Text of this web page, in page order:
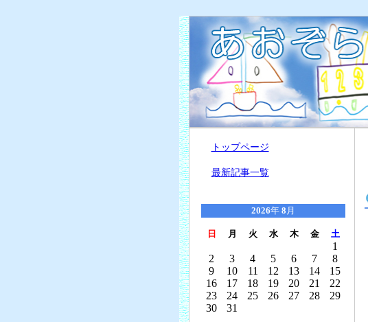
トップページ
最新記事一覧
2026年 8 月
日 月 火 水 木 金 土
1
2
3 4 5 6 7
8
9
10 11 12 13 14
15
16
17 18 19 20 21
22
23
24 25 26 27 28
29
30
31